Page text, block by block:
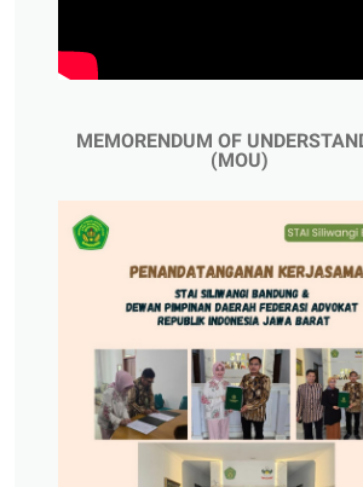
MEMORENDUM OF
(MOU)